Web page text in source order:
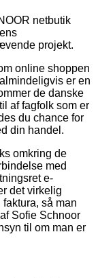
netbutik
projekt.
online shoppen
er en
de danske
af fagfolk som er
du chance for
din handel.
omkring de
med
e-
det virkelig
så man
Sofie Schnoor
til om man er